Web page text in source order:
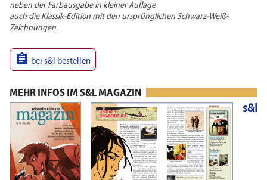
neben der Farbausgabe in kleiner Auflage
auch die Klassik-Edition mit den ursprünglichen Schwarz-Weiß-
Zeichnungen.
 bei s&l bestellen
MEHR INFOS IM S&L MAGAZIN
s&l